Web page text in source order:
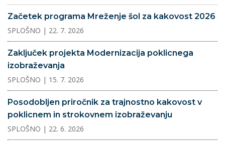
Začetek programa Mreženje šol za kakovost 2026
SPLOŠNO | 22. 7. 2026
Zaključek projekta Modernizacija poklicnega
izobraževanja
SPLOŠNO | 15. 7. 2026
Posodobljen priročnik za trajnostno kakovost v
poklicnem in strokovnem izobraževanju
SPLOŠNO | 22. 6. 2026